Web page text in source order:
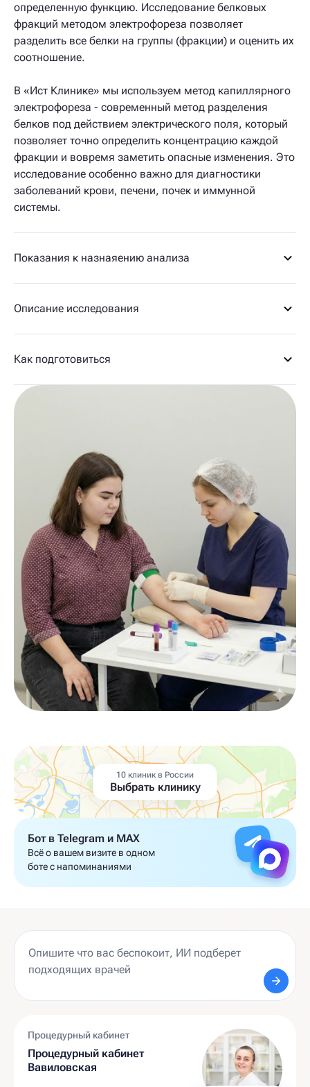
определенную функцию. Исследование белковых
фракций методом электрофореза позволяет
разделить все белки на группы (фракции) и оценить их
соотношение.
В «Ист Клинике» мы используем метод капиллярного
электрофореза - современный метод разделения
белков под действием электрического поля, который
позволяет точно определить концентрацию каждой
фракции и вовремя заметить опасные изменения. Это
исследование особенно важно для диагностики
заболеваний крови, печени, почек и иммунной
системы.
Показания к назнаяению анализа
Описание исследования
Как подготовиться
10 клиник в России
Выбрать клинику
Бот в Telegram и MAX
Всё о вашем визите в одном
боте с напоминаниями
Процедурный кабинет
Процедурный кабинет
Вавиловская